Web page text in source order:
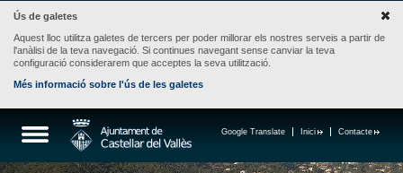
Ús de galetes
Aquest lloc utilitza galetes de tercers per poder millorar els nostres serveis a partir de
l'anàlisi de la teva navegació. Si continues navegant sense canviar la teva
configuració considerarem que acceptes la seva utilització.
Més informació sobre l'ús de les galetes
Contacte
Inici
Google Translate